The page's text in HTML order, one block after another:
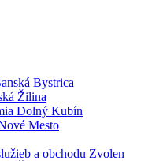
Bystrica
Žilina
Dolný Kubín
Mesto
a obchodu Zvolen